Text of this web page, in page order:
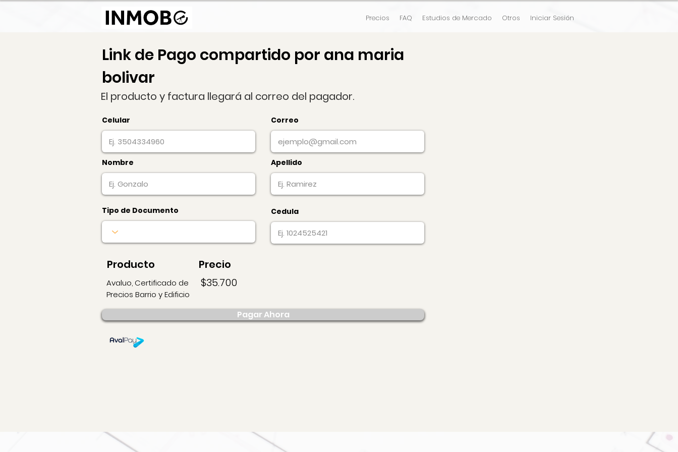
Precios FAQ Estudios de Mercado Otros Iniciar Sesión
Link de Pago compartido por ana maria
bolivar
El producto y factura llegará al correo del pagador.
Celular
Nombre
Correo
Apellido
Tipo de Documento Cedula
Producto
Avaluo, Certificado de
Precios Barrio y Edificio
Precio
$35.700
Pagar Ahora